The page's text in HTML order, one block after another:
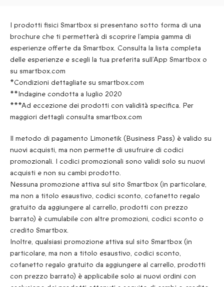
I prodotti fisici Smartbox si presentano sotto forma di una
brochure che ti permetterà di scoprire l’ampia gamma di
esperienze offerte da Smartbox. Consulta la lista completa
delle esperienze e scegli la tua preferita sull’App Smartbox o
su smartbox.com
*Condizioni dettagliate su smartbox.com
**Indagine condotta a luglio 2020
***Ad eccezione dei prodotti con validità specifica. Per
maggiori dettagli consulta smartbox.com
Il metodo di pagamento Limonetik (Business Pass) è valido su
nuovi acquisti, ma non permette di usufruire di codici
promozionali. I codici promozionali sono validi solo su nuovi
acquisti e non su cambi prodotto.
Nessuna promozione attiva sul sito Smartbox (in particolare,
ma non a titolo esaustivo, codici sconto, cofanetto regalo
gratuito da aggiungere al carrello, prodotti con prezzo
barrato) è cumulabile con altre promozioni, codici sconto o
credito Smartbox.
Inoltre, qualsiasi promozione attiva sul sito Smartbox (in
particolare, ma non a titolo esaustivo, codici sconto,
cofanetto regalo gratuito da aggiungere al carrello, prodotti
con prezzo barrato) è applicabile solo ai nuovi ordini con